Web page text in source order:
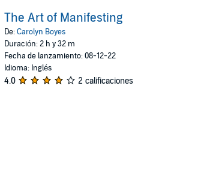
The Art of Manifesting
De:Carolyn Boyes
Duración: 2 h y 32 m
Fecha de lanzamiento: 08-12-22
Idioma: Inglés
4.0 2 calificaciones